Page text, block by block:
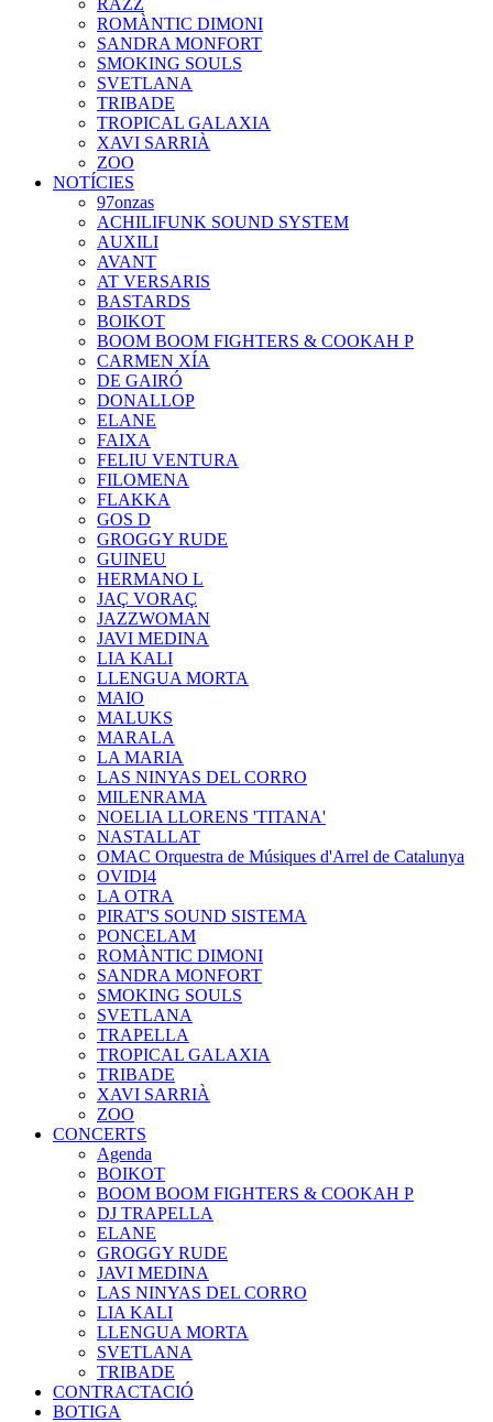
RAZZ
ROMÀNTIC DIMONI
SANDRA MONFORT
SMOKING SOULS
SVETLANA
TRIBADE
TROPICAL GALAXIA
XAVI SARRIÀ
ZOO
NOTÍCIES
97onzas
ACHILIFUNK SOUND SYSTEM
AUXILI
AVANT
AT VERSARIS
BASTARDS
BOIKOT
BOOM BOOM FIGHTERS & COOKAH P
CARMEN XÍA
DE GAIRÓ
DONALLOP
ELANE
FAIXA
FELIU VENTURA
FILOMENA
FLAKKA
GOS D
GROGGY RUDE
GUINEU
HERMANO L
JAÇ VORAÇ
JAZZWOMAN
JAVI MEDINA
LIA KALI
LLENGUA MORTA
MAIO
MALUKS
MARALA
LA MARIA
LAS NINYAS DEL CORRO
MILENRAMA
NOELIA LLORENS 'TITANA'
NASTALLAT
OMAC Orquestra de Músiques d'Arrel de Catalunya
OVIDI4
LA OTRA
PIRAT'S SOUND SISTEMA
PONCELAM
ROMÀNTIC DIMONI
SANDRA MONFORT
SMOKING SOULS
SVETLANA
TRAPELLA
TROPICAL GALAXIA
TRIBADE
XAVI SARRIÀ
ZOO
CONCERTS
Agenda
BOIKOT
BOOM BOOM FIGHTERS & COOKAH P
DJ TRAPELLA
ELANE
GROGGY RUDE
JAVI MEDINA
LAS NINYAS DEL CORRO
LIA KALI
LLENGUA MORTA
SVETLANA
TRIBADE
CONTRACTACIÓ
BOTIGA